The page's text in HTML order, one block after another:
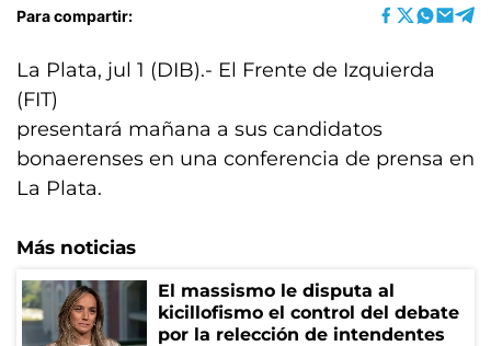
Para compartir:
La Plata, jul 1 (DIB).- El Frente de Izquierda
(FIT)
presentará mañana a sus candidatos
bonaerenses en una conferencia de prensa en
La Plata.
Más noticias
El massismo le disputa al
kicillofismo el control del debate
por la relección de intendentes